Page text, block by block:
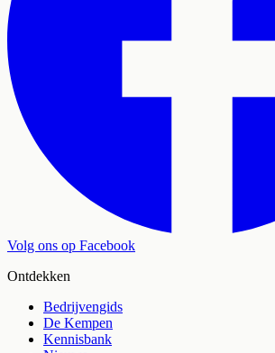
Volg ons op Facebook
Ontdekken
Bedrijvengids
De Kempen
Kennisbank